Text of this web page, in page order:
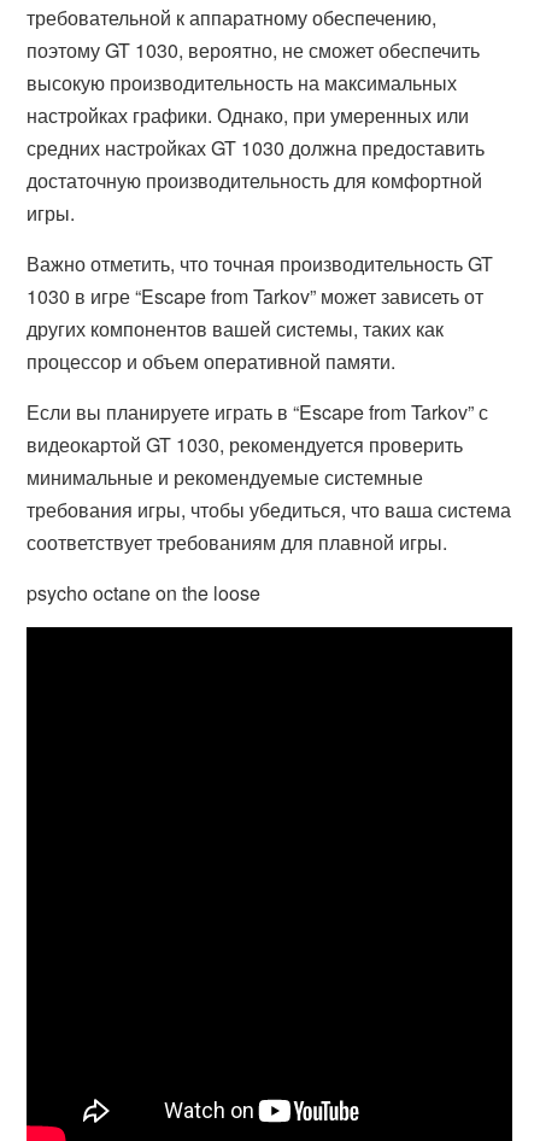
требовательной к аппаратному обеспечению,
поэтому GT 1030, вероятно, не сможет обеспечить
высокую производительность на максимальных
настройках графики. Однако, при умеренных или
средних настройках GT 1030 должна предоставить
достаточную производительность для комфортной
игры.
Важно отметить, что точная производительность GT
1030 в игре “Escape from Tarkov” может зависеть от
других компонентов вашей системы, таких как
процессор и объем оперативной памяти.
Если вы планируете играть в “Escape from Tarkov” с
видеокартой GT 1030, рекомендуется проверить
минимальные и рекомендуемые системные
требования игры, чтобы убедиться, что ваша система
соответствует требованиям для плавной игры.
psycho octane on the loose